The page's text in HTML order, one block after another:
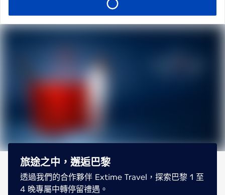
旅途之中，邂逅巴黎
透過我們的合作夥伴 Extime Travel，探索巴黎 1 至
4 晚專屬中轉停留禮遇。